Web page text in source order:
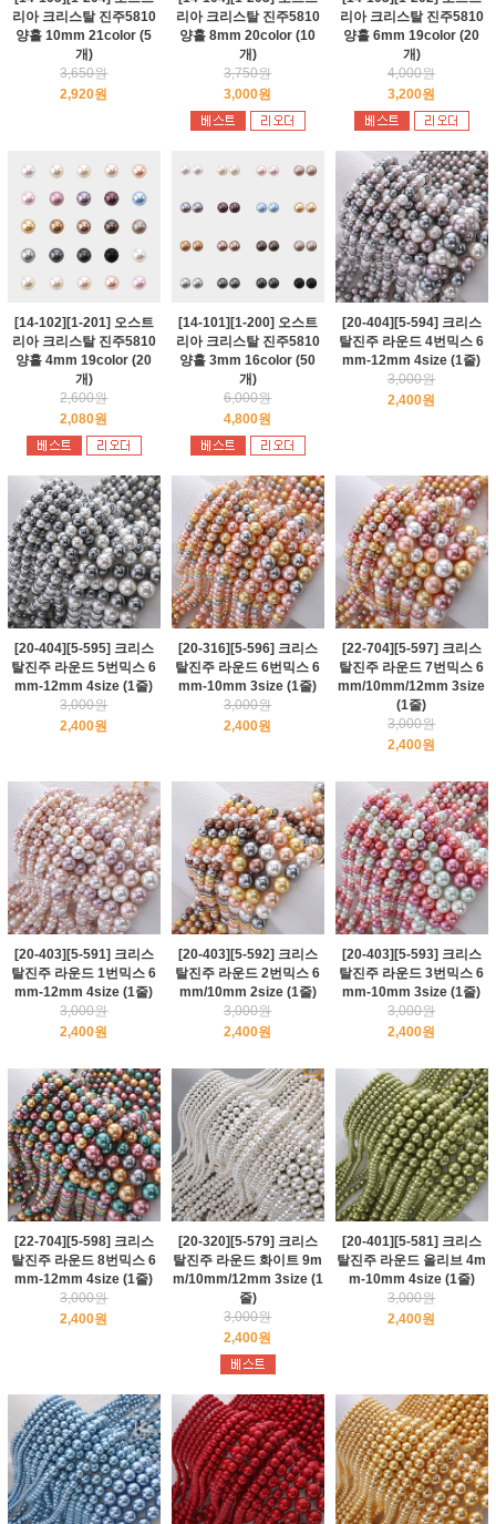
리아 크리스탈 진주5810
양홀 10mm 21color (5
개)
3,650원
2,920원
리아 크리스탈 진주5810
양홀 8mm 20color (10
개)
3,750원
3,000원
리아 크리스탈 진주5810
양홀 6mm 19color (20
개)
4,000원
3,200원
[14-102][1-201] 오스트
리아 크리스탈 진주5810
양홀 4mm 19color (20
개)
2,600원
2,080원
[14-101][1-200] 오스트
리아 크리스탈 진주5810
양홀 3mm 16color (50
개)
6,000원
4,800원
[20-404][5-594] 크리스
탈진주 라운드 4번믹스 6
mm-12mm 4size (1줄)
3,000원
2,400원
[20-404][5-595] 크리스
탈진주 라운드 5번믹스 6
mm-12mm 4size (1줄)
3,000원
2,400원
[20-316][5-596] 크리스
탈진주 라운드 6번믹스 6
mm-10mm 3size (1줄)
3,000원
2,400원
[22-704][5-597] 크리스
탈진주 라운드 7번믹스 6
mm/10mm/12mm 3size
(1줄)
3,000원
2,400원
[20-403][5-591] 크리스
탈진주 라운드 1번믹스 6
mm-12mm 4size (1줄)
3,000원
2,400원
[20-403][5-592] 크리스
탈진주 라운드 2번믹스 6
mm/10mm 2size (1줄)
3,000원
2,400원
[20-403][5-593] 크리스
탈진주 라운드 3번믹스 6
mm-10mm 3size (1줄)
3,000원
2,400원
[22-704][5-598] 크리스
탈진주 라운드 8번믹스 6
mm-12mm 4size (1줄)
3,000원
2,400원
[20-320][5-579] 크리스
탈진주 라운드 화이트 9m
m/10mm/12mm 3size (1
줄)
3,000원
2,400원
[20-401][5-581] 크리스
탈진주 라운드 올리브 4m
m-10mm 4size (1줄)
3,000원
2,400원